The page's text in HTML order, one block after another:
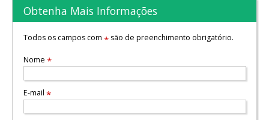
Obtenha Mais Informações
Todos os campos com *são de preenchimento obrigatório.
Nome *
E-mail *